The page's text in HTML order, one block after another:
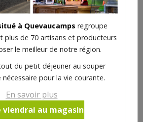
à Quevaucamps regroupe
plus de 70 artisans et producteurs
le meilleur de notre région.
du petit déjeuner au souper
pour la vie courante.
En savoir plus
viendrai au magasin
bruschetta 130g
pour le moment.